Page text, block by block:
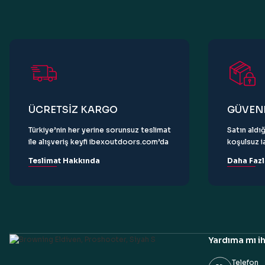
ÜCRETSİZ KARGO
Türkiye’nin her yerine sorunsuz teslimat
ile alışveriş keyfi ibexoutdoors.com’da
Teslimat Hakkında
Satın
koşulsuz
Daha
Yardıma mı
Telefon